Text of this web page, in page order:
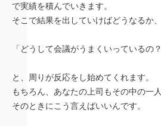
で実績を積んでいきます。
そこで結果を出していけばどうなるか
「どうして会議がうまくいっているの？
と、周りが反応をし始めてくれます。
もちろん、あなたの上司もその中の一
そのときにこう言えばいいんです。